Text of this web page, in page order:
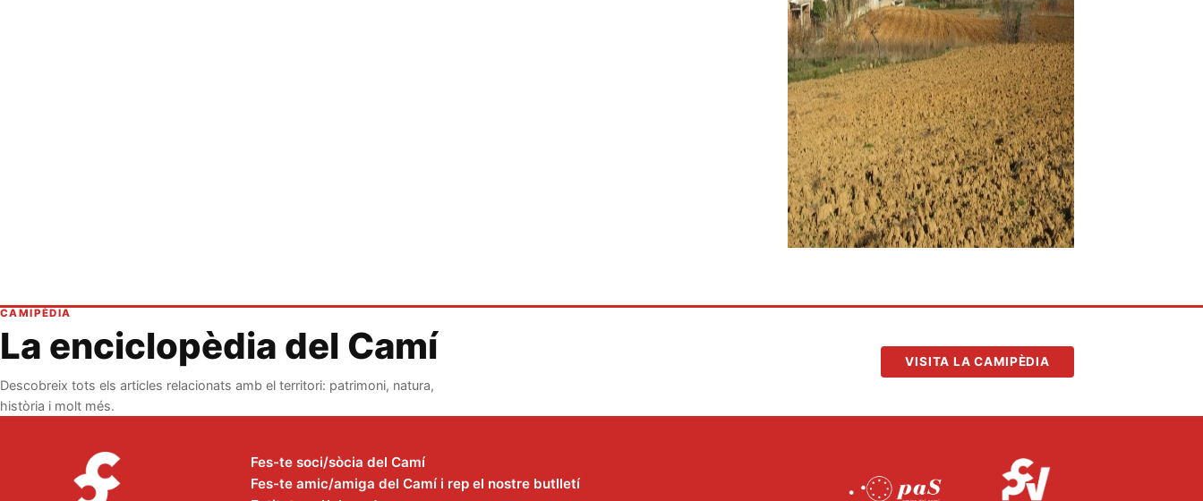
CAMIPÈDIA
La enciclopèdia del Camí
Descobreix tots els articles relacionats amb el territori: patrimoni, natura,
història i molt més.
VISITA LA CAMIPÈDIA
Fes-te soci/sòcia del Camí
Fes-te amic/amiga del Camí i rep el nostre butlletí